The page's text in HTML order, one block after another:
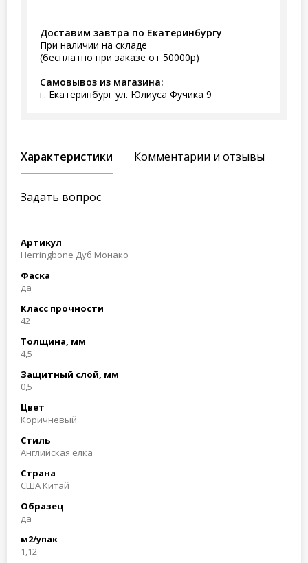
Доставим завтра по Екатеринбургу
При наличии на складе
(бесплатно при заказе от 50000р)
Самовывоз из магазина:
г. Екатеринбург ул. Юлиуса Фучика 9
Характеристики Комментарии и отзывы
Задать вопрос
Артикул
Herringbone Дуб Монако
Фаска
да
Класс прочности
42
Толщина, мм
4,5
Защитный слой, мм
0,5
Цвет
Коричневый
Стиль
Английская елка
Страна
США Китай
Образец
да
м2/упак
1,12